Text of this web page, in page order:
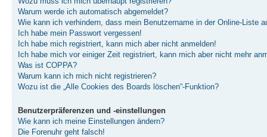
Warum werde ich automatisch abgemeldet?
Wie kann ich verhindern, dass mein Benutzername in der Online-Liste
Ich habe mein Passwort vergessen!
Ich habe mich registriert, kann mich aber nicht anmelden!
Ich habe mich vor einiger Zeit registriert, kann mich aber nicht mehr
Was ist COPPA?
Warum kann ich mich nicht registrieren?
Wozu ist die „Alle Cookies des Boards löschen“-Funktion?
Benutzerpräferenzen und -einstellungen
Wie kann ich meine Einstellungen ändern?
Die Forenuhr geht falsch!